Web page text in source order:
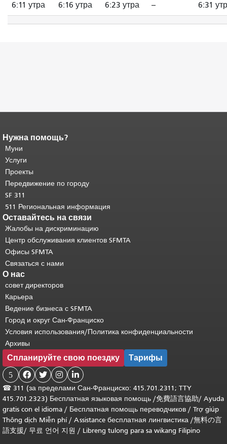
6:11 утра 6:16 утра 6:23 утра -- 6:31
Конец содержимого
страницы.
страницы повторяется на каждой
странице.
основного содержимого .
Нужна помощь?
Муни
Услуги
Проекты
Передвижение по городу
SF 311
511 Региональная информация
Оставайтесь на связи
Жалобы на дискриминацию
Центр обслуживания клиентов SFMTA
Офисы SFMTA
Связаться с нами
О нас
совет директоров
Карьера
Ведение бизнеса с SFMTA
Город и округ Сан-Франциско
Условия использования/Политика конфиденциальности
Архивы
Спланируйте свою поездку Тарифы
5    
☎ 311 (за пределами Сан-Франциско: 415.701.2311; TTY
415.701.2323) Бесплатная языковая помощь /免費語言協助/ Ayuda
gratis con el idioma / Бесплатная помощь переводчиков / Trợ giúp
Thông dịch Miễn phí/ Assistance бесплатная лингвистика /無料の言
語支援/ 무료 언어 지원 / Libreng tulong para sa wikang Filipino